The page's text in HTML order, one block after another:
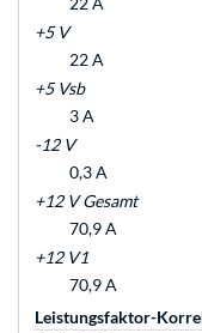
+5 V
22 A
+5 Vsb
3 A
-12 V
0,3 A
+12 V Gesamt
70,9 A
+12 V1
70,9 A
Leistungsfaktor-